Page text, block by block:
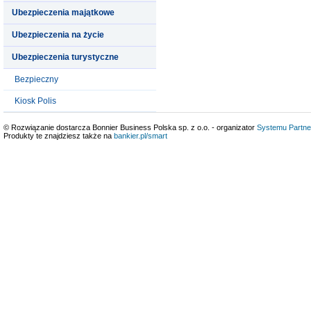
Ubezpieczenia majątkowe
Ubezpieczenia na życie
Ubezpieczenia turystyczne
Bezpieczny
Kiosk Polis
© Rozwiązanie dostarcza Bonnier Business Polska sp. z o.o. - organizator Systemu
Produkty te znajdziesz także na bankier.pl/smart